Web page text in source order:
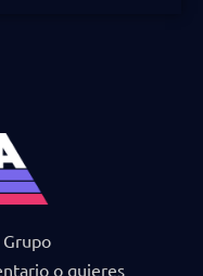
o quieres